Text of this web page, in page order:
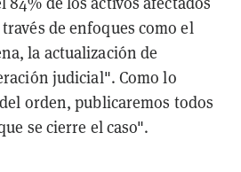
de enfoques como el
la actualización de
judicial". Como lo
orden, publicaremos todos
se cierre el caso".